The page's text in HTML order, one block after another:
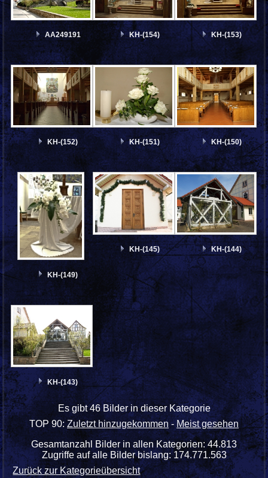
AA249191 KH-(154) KH-(153)
KH-(152) KH-(151) KH-(150)
KH-(149)
KH-(145) KH-(144)
KH-(143)
Es gibt 46 Bilder in dieser Kategorie
TOP 90:Zuletzt hinzugekommen- Meist gesehen
Gesamtanzahl Bilder in allen Kategorien: 44.813
Zugriffe auf alle Bilder bislang: 174.771.563
Zurück zur Kategorieübersicht